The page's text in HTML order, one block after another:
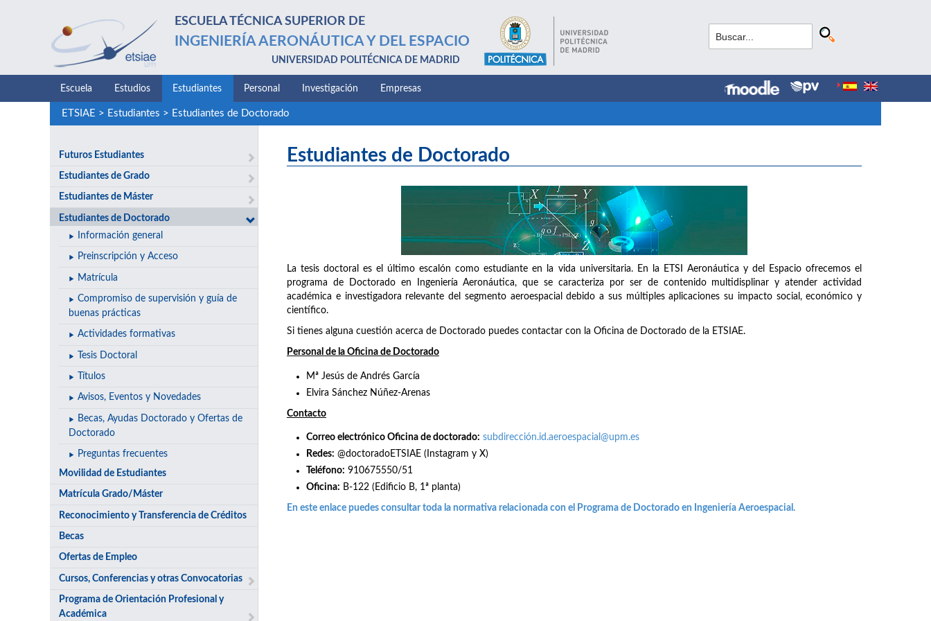
ESCUELA TÉCNICA SUPERIOR DE
INGENIERÍA AERONÁUTICA Y DEL ESPACIO
UNIVERSIDAD POLITÉCNICA DE MADRID
Escuela Estudios Estudiantes Personal Investigación Empresas
ETSIAE > Estudiantes > Estudiantes de Doctorado
Futuros Estudiantes
Estudiantes de Grado
Estudiantes de Máster
Estudiantes de Doctorado
Información general
Preinscripción y Acceso
Matrícula
Compromiso de supervisión y guía de
buenas prácticas
Actividades formativas
Tesis Doctoral
Títulos
Avisos, Eventos y Novedades
Becas, Ayudas Doctorado y Ofertas de
Doctorado
Preguntas frecuentes
Movilidad de Estudiantes
Matrícula Grado/Máster
Reconocimiento y Transferencia de Créditos
Becas
Ofertas de Empleo
Cursos, Conferencias y otras Convocatorias
Programa de Orientación Profesional y
Académica
Estudiantes de Doctorado
La tesis doctoral es el último escalón como estudiante en la vida universitaria. En la ETSI Aeronáutica y del Espacio ofrecemos el
programa de Doctorado en Ingeniería Aeronáutica, que se caracteriza por ser de contenido multidisplinar y atender actividad
académica e investigadora relevante del segmento aeroespacial debido a sus múltiples aplicaciones su impacto social, económico y
científico.
Si tienes alguna cuestión acerca de Doctorado puedes contactar con la Oficina de Doctorado de la ETSIAE.
Personal de la Oficina de Doctorado
Mª Jesús de Andrés García
Elvira Sánchez Núñez-Arenas
Contacto
Correo electrónico Oficina de doctorado: subdirección.id.aeroespacial@upm.es
Redes: @doctoradoETSIAE (Instagram y X)
Teléfono: 910675550/51
Oficina: B-122 (Edificio B, 1ª planta)
En este enlace puedes consultar toda la normativa relacionada con el Programa de Doctorado en Ingeniería Aeroespacial.